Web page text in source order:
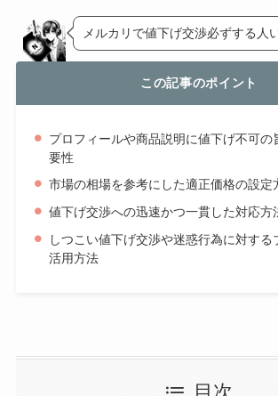
メルカリで値下げ交渉必ずする人
この記事のポイント
プロフィールや商品説明に値下げ不可の
要性
市場の相場を参考にした適正価格の設定
値下げ交渉への迅速かつ一貫した対応方
しつこい値下げ交渉や迷惑行為に対する
活用方法